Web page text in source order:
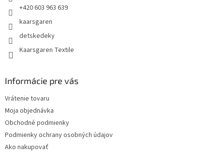
+420 603 963 639
kaarsgaren
detskedeky
Kaarsgaren Textile
Informácie pre vás
Vrátenie tovaru
Moja objednávka
Obchodné podmienky
Podmienky ochrany osobných údajov
Ako nakupovať